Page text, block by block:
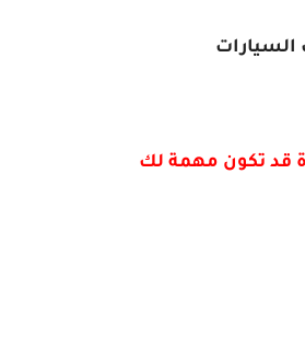
قد تكون مهمة لك